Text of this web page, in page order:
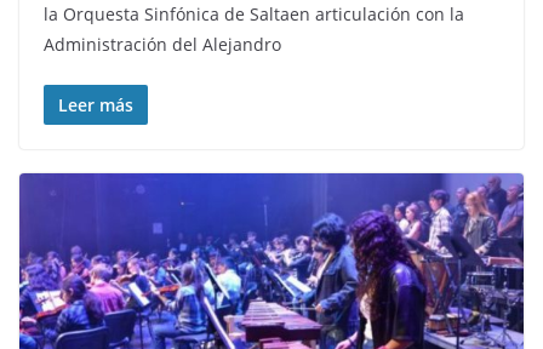
la Orquesta Sinfónica de Saltaen articulación con la
Administración del Alejandro
Leer más